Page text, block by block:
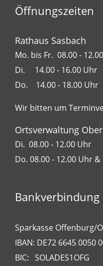
Öffnungszeiten
Rathaus Sasbach
Mo. bis Fr. 08.00 -
Di. 14.00 - 16.00 Uhr
Do. 14.00 - 18.00 Uhr
Wir bitten um
Ortsverwaltung
Di. 08.00 - 12.00 Uhr
Do. 08.00 - 12.00 Uhr
Bankverbindung
Sparkasse Offenburg/
IBAN: DE72 6645 0050
BIC: SOLADES1OFG